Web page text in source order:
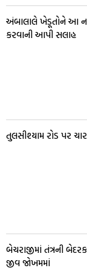
અંબાલાલે ખેડૂતોને આ
કરવાની આપી સલાહ
તુલસીશ્યામ રોડ પર
બેચરાજીમાં તંત્રની
જીવ જોખમમાં